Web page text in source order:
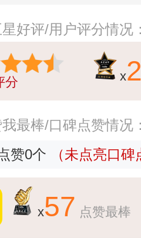
好评/用户评分情况
分 x
最棒/口碑点赞情况
赞0个
（未点亮口
x57 点赞最棒